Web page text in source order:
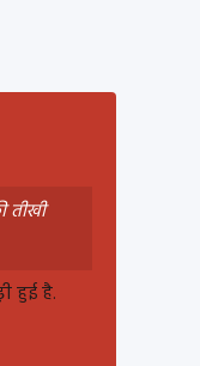
तीखी
हुई है.